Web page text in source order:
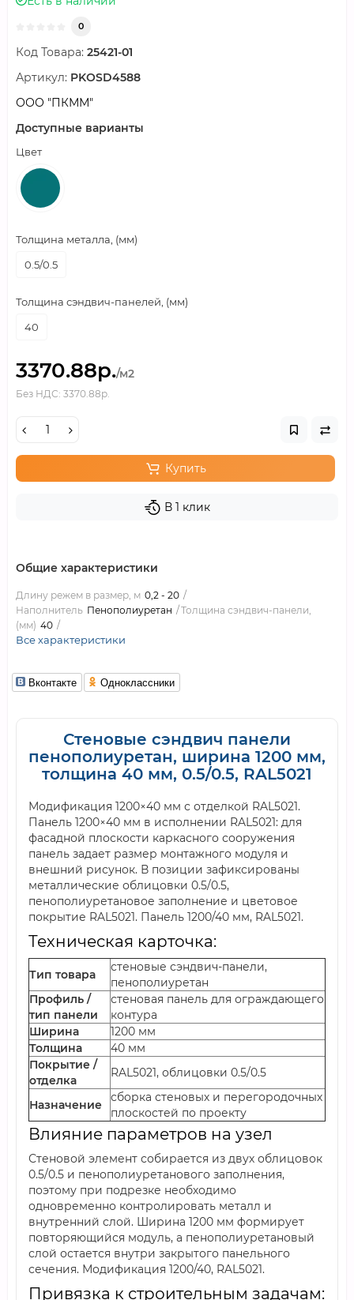
0
Код Товара: 25421-01
Артикул: PKOSD4588
ООО "ПКММ"
Доступные варианты
Цвет
Толщина металла, (мм)
0.5/0.5
Толщина сэндвич-панелей, (мм)
40
3370.88р./м2
Без НДС: 3370.88р.
Купить
В 1 клик
Общие характеристики
Длину режем в размер, м 0,2 - 20
Наполнитель Пенополиуретан
Толщина сэндвич-панели,
(мм) 40
Все характеристики
Вконтакте Одноклассники
Стеновые сэндвич панели
пенополиуретан, ширина 1200 мм,
толщина 40 мм, 0.5/0.5, RAL5021
Модификация 1200×40 мм с отделкой RAL5021.
Панель 1200×40 мм в исполнении RAL5021: для
фасадной плоскости каркасного сооружения
панель задает размер монтажного модуля и
внешний рисунок. В позиции зафиксированы
металлические облицовки 0.5/0.5,
пенополиуретановое заполнение и цветовое
покрытие RAL5021. Панель 1200/40 мм, RAL5021.
Техническая карточка:
Тип товара
стеновые сэндвич-панели,
пенополиуретан
Профиль /
тип панели
стеновая панель для ограждающего
контура
Ширина
1200 мм
Толщина
40 мм
Покрытие /
отделка
RAL5021, облицовки 0.5/0.5
Назначение
сборка стеновых и перегородочных
плоскостей по проекту
Влияние параметров на узел
Стеновой элемент собирается из двух облицовок
0.5/0.5 и пенополиуретанового заполнения,
поэтому при подрезке необходимо
одновременно контролировать металл и
внутренний слой. Ширина 1200 мм формирует
повторяющийся модуль, а пенополиуретановый
слой остается внутри закрытого панельного
сечения. Модификация 1200/40, RAL5021.
Привязка к строительным задачам: